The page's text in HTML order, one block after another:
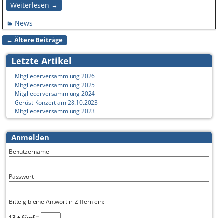
Weiterlesen →
News
Artikelnavigation
← Ältere Beiträge
Letzte Artikel
Mitgliederversammlung 2026
Mitgliederversammlung 2025
Mitgliederversammlung 2024
Gerüst-Konzert am 28.10.2023
Mitgliederversammlung 2023
Anmelden
Benutzername
Passwort
Bitte gib eine Antwort in Ziffern ein: